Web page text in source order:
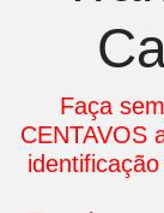
Faça
CENTAVOS